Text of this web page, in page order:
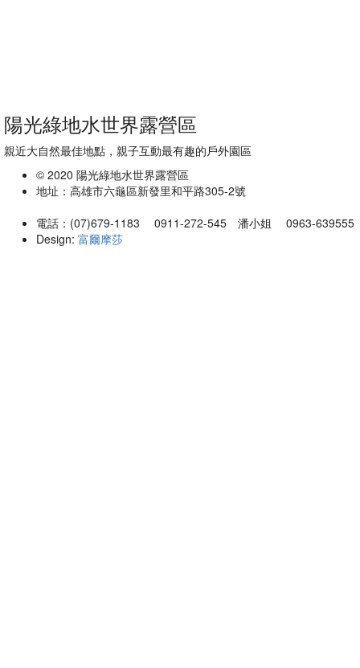
陽光綠地水世界露營區
親近大自然最佳地點，親子互動最有趣的戶外園區
© 2020 陽光綠地水世界露營區
地址：高雄市六龜區新發里和平路305-2號
電話：(07)679-1183 0911-272-545 潘小姐 0963-
Design: 富爾摩莎